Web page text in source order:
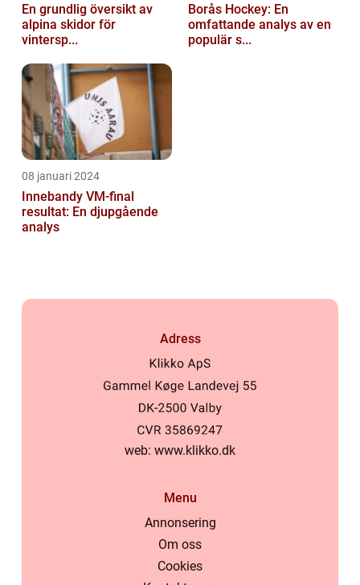
En grundlig översikt av
alpina skidor för
vintersp...
Borås Hockey: En
omfattande analys av en
populär s...
08 januari 2024
Innebandy VM-final
resultat: En djupgående
analys
Adress
web: www.klikko.dk
Menu
Annonsering
Om oss
Cookies